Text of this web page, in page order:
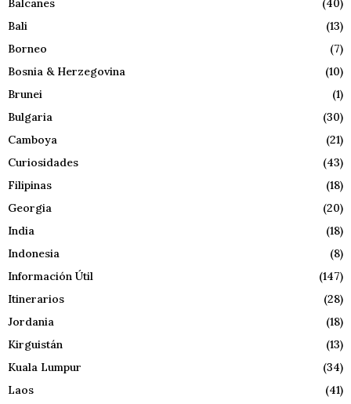
Balcanes
(40)
Bali
(13)
Borneo
(7)
Bosnia & Herzegovina
(10)
Brunei
(1)
Bulgaria
(30)
Camboya
(21)
Curiosidades
(43)
Filipinas
(18)
Georgia
(20)
India
(18)
Indonesia
(8)
Información Útil
(147)
Itinerarios
(28)
Jordania
(18)
Kirguistán
(13)
Kuala Lumpur
(34)
Laos
(41)